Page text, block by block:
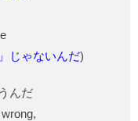
じゃないんだ)
んだ